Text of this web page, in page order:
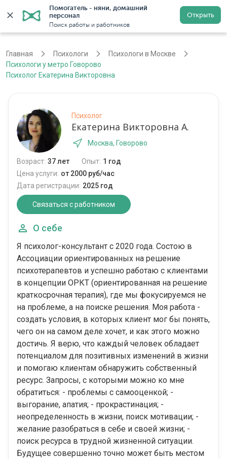
Помогатель - няни, домашний
персонал
Поиск работы и работников
Открыть
Регистрация
Главная Психологи
Психологи в Москве
Психологи у метро Говорово
Психолог Екатерина Викторовна
Психолог
Екатерина Викторовна А.
Москва, Говорово
Возраст: 37 лет Опыт: 1 год
Цена услуги: от 2000 руб/час
Дата регистрации: 2025 год
Связаться с работником
О себе
Я психолог-консультант с 2020 года. Состою в
Ассоциации ориентированных на решение
психотерапевтов и успешно работаю с клиентами
в концепции ОРКТ (ориентированная на решение
краткосрочная терапия), где мы фокусируемся не
на проблеме, а на поиске решения. Моя работа -
создать условия, в которых клиент мог бы понять,
чего он на самом деле хочет, и как этого можно
достичь. Я верю, что каждый человек обладает
потенциалом для позитивных изменений в жизни
и помогаю клиентам обнаружить собственный
ресурс. Запросы, с которыми можно ко мне
обратиться: - проблемы с самооценкой; -
выгорание, апатия; - прокрастинация; -
неопределенность в жизни, поиск мотивации; -
желание разобраться в себе и своей жизни; -
поиск ресурса в трудной жизненной ситуации.
Будущее совершенно точно может быть местом